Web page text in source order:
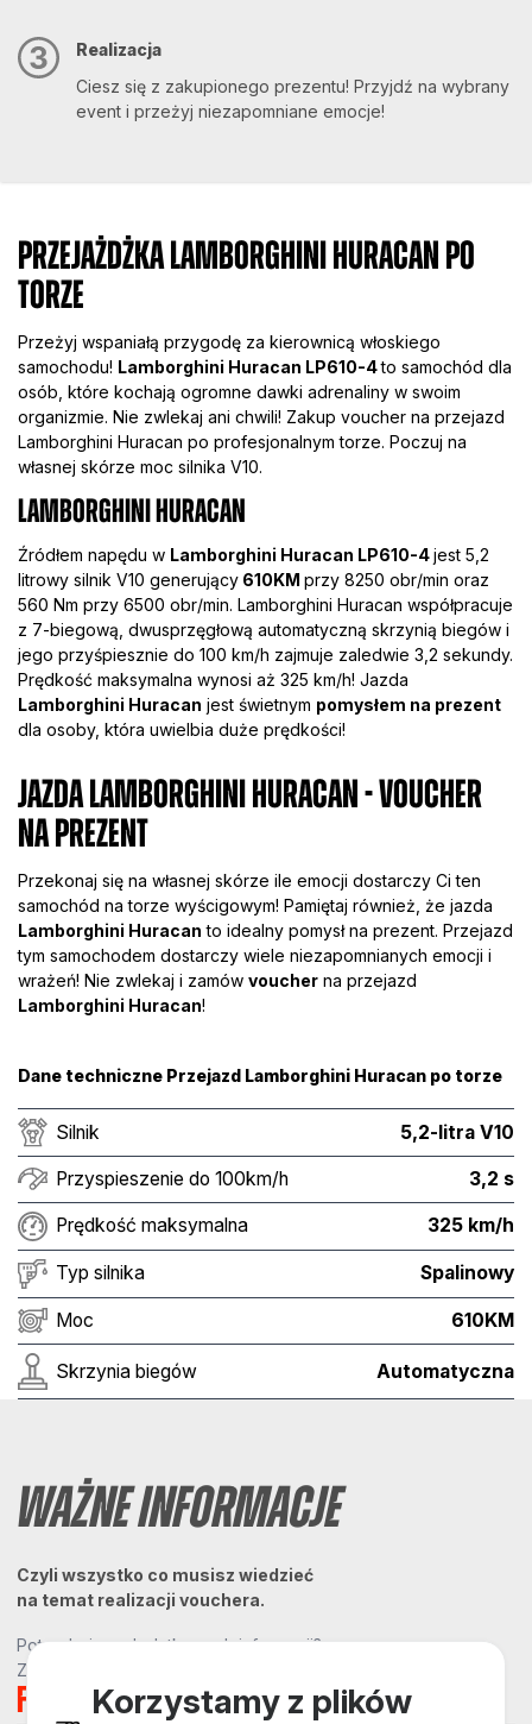
Realizacja
Ciesz się z zakupionego prezentu! Przyjdź na wybrany
event i przeżyj niezapomniane emocje!
Przejażdżka Lamborghini Huracan po
torze
Przeżyj wspaniałą przygodę za kierownicą włoskiego
samochodu! Lamborghini Huracan LP610-4to samochód dla
osób, które kochają ogromne dawki adrenaliny w swoim
organizmie. Nie zwlekaj ani chwili! Zakup voucher na przejazd
Lamborghini Huracan po profesjonalnym torze. Poczuj na
własnej skórze moc silnika V10.
Lamborghini Huracan
Źródłem napędu w Lamborghini Huracan LP610-4jest 5,2
litrowy silnik V10 generujący 610KM przy 8250 obr/min oraz
560 Nm przy 6500 obr/min. Lamborghini Huracan współpracuje
z 7-biegową, dwusprzęgłową automatyczną skrzynią biegów i
jego przyśpiesznie do 100 km/h zajmuje zaledwie 3,2 sekundy.
Prędkość maksymalna wynosi aż 325 km/h! Jazda
Lamborghini Huracan jest świetnym pomysłem na prezent
dla osoby, która uwielbia duże prędkości!
Jazda Lamborghini Huracan - Voucher
na prezent
Przekonaj się na własnej skórze ile emocji dostarczy Ci ten
samochód na torze wyścigowym! Pamiętaj również, że jazda
Lamborghini Huracan to idealny pomysł na prezent. Przejazd
tym samochodem dostarczy wiele niezapomnianych emocji i
wrażeń! Nie zwlekaj i zamów voucher na przejazd
Lamborghini Huracan!
Dane techniczne Przejazd Lamborghini Huracan po torze
Silnik 5,2-litra V10
Przyspieszenie do 100km/h 3,2 s
Prędkość maksymalna 325 km/h
Typ silnika Spalinowy
Moc 610KM
Skrzynia biegów Automatyczna
Ważne informacje
Czyli wszystko co musisz wiedzieć
na temat realizacji vouchera.
Potrzebujesz dodatkowych informacji?
Zobacz sekcje "Najczęściej zadawanych pytań".
FAQ
Korzystamy z plików